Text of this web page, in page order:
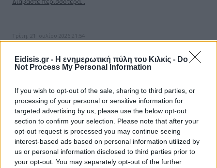
Eidisis.gr - Η ενημερωτική πύλη του Κιλκίς - Do
Not Process My Personal Information
If you wish to opt-out of the sale, sharing to third parties, or
processing of your personal or sensitive information for
targeted advertising by us, please use the below opt-out
section to confirm your selection. Please note that after your
opt-out request is processed you may continue seeing
interest-based ads based on personal information utilized by
us or personal information disclosed to third parties prior to
your opt-out. You may separately opt-out of the further
Τρίτη, 21 Ιουλίου 2026 21:54
έγραφε η καθημερινή εφημερίδα
ΠΡΩΙΝΗ του Κιλκίς στις 21-7-2021
Πέντε χρόνια
πριν.
Διαβάστε τι
έγραφε η
καθημερινή
εφημερίδα